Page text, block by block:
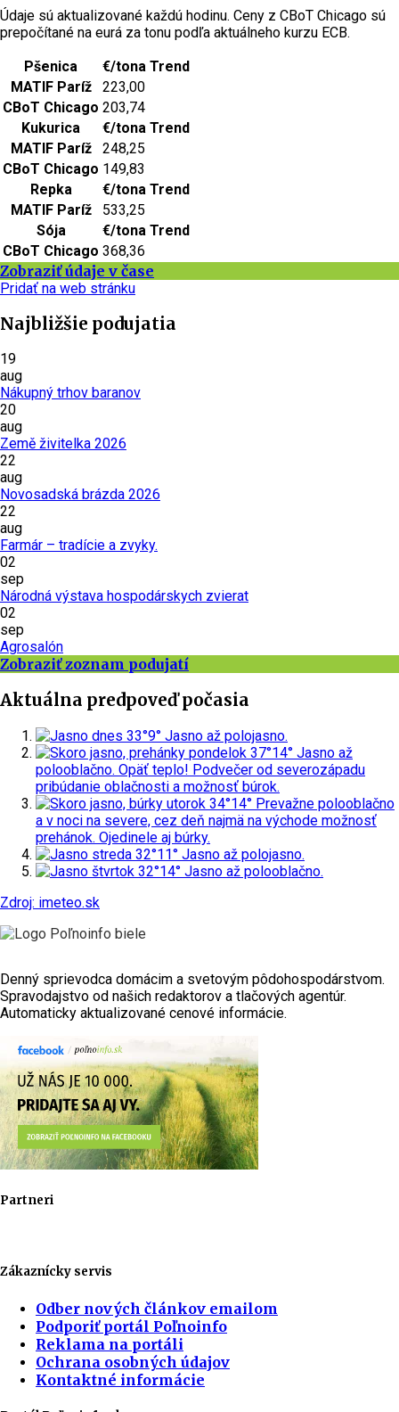
Údaje sú aktualizované každú hodinu. Ceny z CBoT Chicago sú
prepočítané na eurá za tonu podľa aktuálneho kurzu ECB.
Pšenica
€/tona Trend
MATIF Paríž
223,00
CBoT Chicago 203,74
Kukurica
€/tona Trend
MATIF Paríž
248,25
CBoT Chicago 149,83
Repka
€/tona Trend
MATIF Paríž
533,25
Sója
€/tona Trend
CBoT Chicago 368,36
Zobraziť údaje v čase
Pridať na web stránku
Najbližšie podujatia
19
aug
Nákupný trhov baranov
20
aug
Země živitelka 2026
22
aug
Novosadská brázda 2026
22
aug
Farmár – tradície a zvyky.
02
sep
Národná výstava hospodárskych zvierat
02
sep
Agrosalón
Zobraziť zoznam podujatí
Aktuálna predpoveď počasia
dnes 33°9° Jasno až polojasno.
pondelok 37°14° Jasno až
polooblačno. Opäť teplo! Podvečer od severozápadu
pribúdanie oblačnosti a možnosť búrok.
utorok 34°14° Prevažne polooblačno
a v noci na severe, cez deň najmä na východe možnosť
prehánok. Ojedinele aj búrky.
streda 32°11° Jasno až polojasno.
štvrtok 32°14° Jasno až polooblačno.
Zdroj: imeteo.sk
Denný sprievodca domácim a svetovým pôdohospodárstvom.
Spravodajstvo od našich redaktorov a tlačových agentúr.
Automaticky aktualizované cenové informácie.
Partneri
Zákaznícky servis
Odber nových článkov emailom
Podporiť portál Poľnoinfo
Reklama na portáli
Ochrana osobných údajov
Kontaktné informácie